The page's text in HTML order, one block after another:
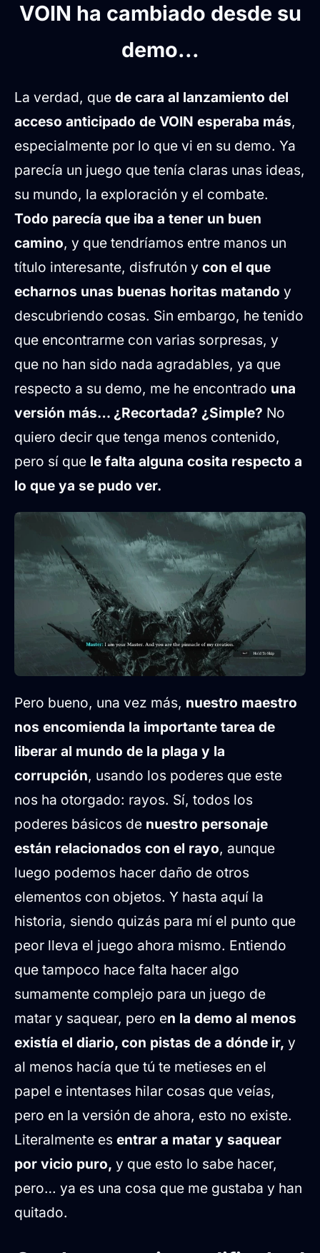
VOIN ha cambiado desde su
demo...
La verdad, que de cara al lanzamiento del
acceso anticipado de VOIN esperaba más,
especialmente por lo que vi en su demo. Ya
parecía un juego que tenía claras unas ideas,
su mundo, la exploración y el combate.
Todo parecía que iba a tener un buen
camino, y que tendríamos entre manos un
título interesante, disfrutón y con el que
echarnos unas buenas horitas matando y
descubriendo cosas. Sin embargo, he tenido
que encontrarme con varias sorpresas, y
que no han sido nada agradables, ya que
respecto a su demo, me he encontrado una
versión más… ¿Recortada? ¿Simple? No
quiero decir que tenga menos contenido,
pero sí que le falta alguna cosita respecto a
lo que ya se pudo ver.
Pero bueno, una vez más, nuestro maestro
nos encomienda la importante tarea de
liberar al mundo de la plaga y la
corrupción, usando los poderes que este
nos ha otorgado: rayos. Sí, todos los
poderes básicos de nuestro personaje
están relacionados con el rayo, aunque
luego podemos hacer daño de otros
elementos con objetos. Y hasta aquí la
historia, siendo quizás para mí el punto que
peor lleva el juego ahora mismo. Entiendo
que tampoco hace falta hacer algo
sumamente complejo para un juego de
matar y saquear, pero en la demo al menos
existía el diario, con pistas de a dónde ir, y
al menos hacía que tú te metieses en el
papel e intentases hilar cosas que veías,
pero en la versión de ahora, esto no existe.
Literalmente es entrar a matar y saquear
por vicio puro, y que esto lo sabe hacer,
pero… ya es una cosa que me gustaba y han
quitado.